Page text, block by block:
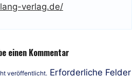
verlag.de/
einen Kommentar
veröffentlicht. Erforderliche Felder